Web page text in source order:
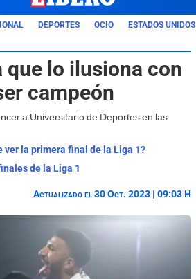
DEPORTES OCIO ESTADOS UNIDOS
lo ilusiona con
campeón
a Universitario de Deportes en las
ver la primera final de la Liga 1?
de la Liga 1
Actualizado el 30 Oct. 2023 | 09:03 H